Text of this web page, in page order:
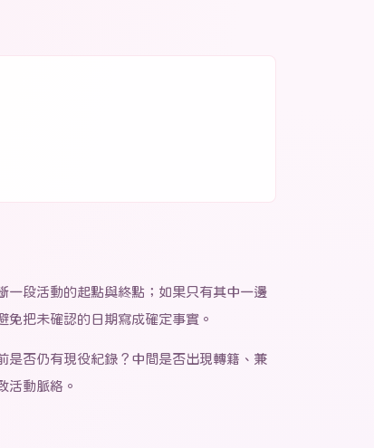
一段活動的起點與終點；如果只有其中一邊
把未確認的日期寫成確定事實。
是否仍有現役紀錄？中間是否出現轉籍、兼
活動脈絡。